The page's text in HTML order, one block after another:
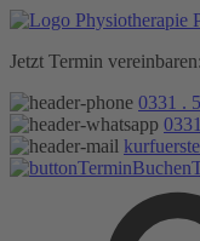
Zum
springen
Jetzt Termin vereinbaren:
0331 .